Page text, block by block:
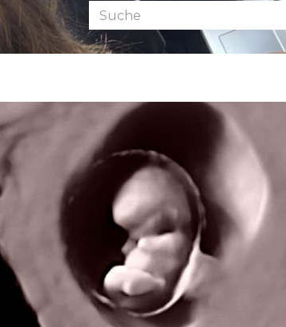
Foren
durchsuchen: